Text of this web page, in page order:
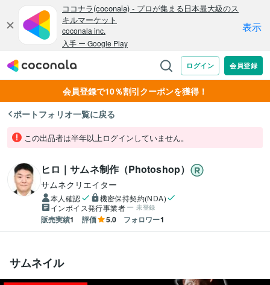
会員登録で10％割引クーポンを獲得！
ポートフォリオ一覧に戻る
この出品者は半年以上ログインしていません。
ヒロ｜サムネ制作（Photoshop）
サムネクリエイター
本人確認
機密保持契約(NDA)
インボイス発行事業者
未登録
販売実績1 評価 5.0 フォロワー1
サムネイル